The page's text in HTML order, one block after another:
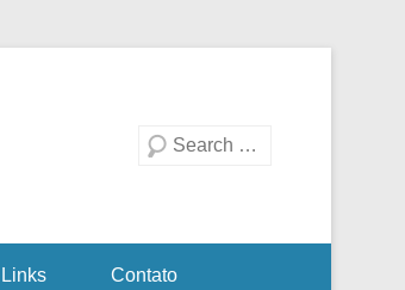
Pesquisa
Links Contato